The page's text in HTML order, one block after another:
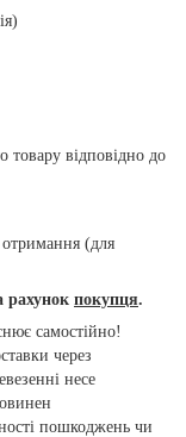
товару відповідно до
(для
рахунок покупця.
самостійно!
через
несе
пошкоджень чи